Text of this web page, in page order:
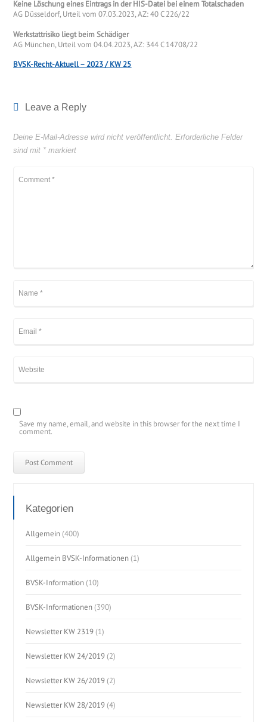
Keine Löschung eines Eintrags in der HIS-Datei bei einem Totalschaden
AG Düsseldorf, Urteil vom 07.03.2023, AZ: 40 C 226/22
Werkstattrisiko liegt beim Schädiger
AG München, Urteil vom 04.04.2023, AZ: 344 C 14708/22
BVSK-Recht-Aktuell – 2023 / KW 25
Leave a Reply
Deine E-Mail-Adresse wird nicht veröffentlicht. Erforderliche Felder
sind mit * markiert
Save my name, email, and website in this browser for the next time I
comment.
Kategorien
Allgemein (400)
Allgemein BVSK-Informationen (1)
BVSK-Information (10)
BVSK-Informationen (390)
Newsletter KW 2319 (1)
Newsletter KW 24/2019 (2)
Newsletter KW 26/2019 (2)
Newsletter KW 28/2019 (4)